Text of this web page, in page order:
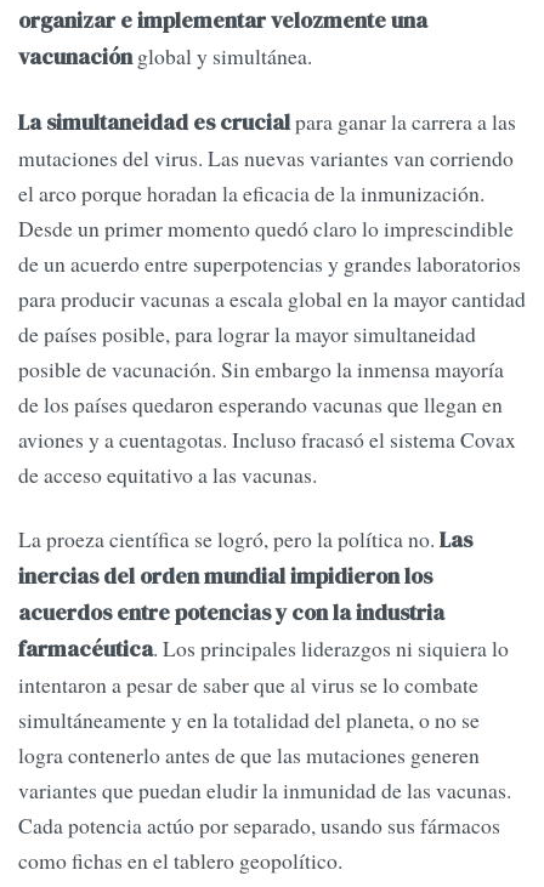
organizar e implementar velozmente una
vacunaciónglobal y simultánea.
La simultaneidad es crucialpara ganar la carrera a las
mutaciones del virus. Las nuevas variantes van corriendo
el arco porque horadan la eficacia de la inmunización.
Desde un primer momento quedó claro lo imprescindible
de un acuerdo entre superpotencias y grandes laboratorios
para producir vacunas a escala global en la mayor cantidad
de países posible, para lograr la mayor simultaneidad
posible de vacunación. Sin embargo la inmensa mayoría
de los países quedaron esperando vacunas que llegan en
aviones y a cuentagotas. Incluso fracasó el sistema Covax
de acceso equitativo a las vacunas.
La proeza científica se logró, pero la política no. Las
inercias del orden mundial impidieron los
acuerdos entre potencias y con la industria
farmacéutica. Los principales liderazgos ni siquiera lo
intentaron a pesar de saber que al virus se lo combate
simultáneamente y en la totalidad del planeta, o no se
logra contenerlo antes de que las mutaciones generen
variantes que puedan eludir la inmunidad de las vacunas.
Cada potencia actúo por separado, usando sus fármacos
como fichas en el tablero geopolítico.